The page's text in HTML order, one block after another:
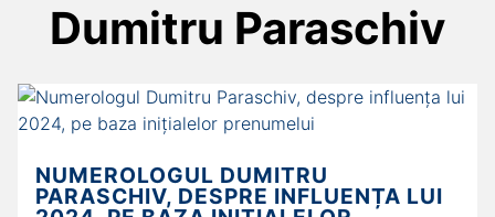
Dumitru Paraschiv
NUMEROLOGUL DUMITRU
PARASCHIV, DESPRE INFLUENȚA LUI